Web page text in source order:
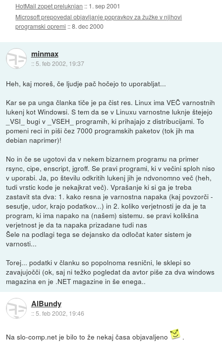
HotMail zopet preluknjan :: 1. sep 2001
Microsoft prepovedal objavljanje popravkov za žužke v njihovi
programski opremi ::8. dec 2000
minmax
:: 5. feb 2002, 19:37
Heh, kaj moreš, če ljudje pač hočejo to uporabljat...
Kar se pa unga članka tiče je pa čist res. Linux ima VEČ varnostnih
lukenj kot Windowsi. S tem da se v Linuxu varnostne luknje štejejo
_VSI_ bugi v _VSEH_ programih, ki prihajajo z distribucijami. To
pomeni reci in piši čez 7000 programskih paketov (tok jih ma
debian naprimer)!
No in če se ugotovi da v nekem bizarnem programu na primer
rsync, cipe, enscript, jgroff. Se pravi programi, ki v večini sploh niso
v uporabi. Ja, po številu odkritih lukenj jih je ndvonomno več (heh,
tudi vrstic kode je nekajkrat več). Vprašanje ki si ga je treba
zastavit sta dva: 1. kako resna je varnostna napaka (kaj povzorči -
sesutje, udor, krajo podatkov...) in 2. koliko verjetnosti je da je ta
program, ki ima napako na (našem) sistemu. se pravi kolikšna
verjetnost je da ta napaka prizadane tudi nas
Šele na podlagi tega se dejansko da odločat kater sistem je
varnosti...
Torej... podatki v članku so popolnoma resnični, le sklepi so
zavajujočči (ok, saj ni težko pogledat da avtor piše za dva windows
magazina en je .NET magazine in še enega..
AlBundy
::5. feb 2002, 19:46
Na slo-comp.net je bilo to že nekaj časa objavaljeno .